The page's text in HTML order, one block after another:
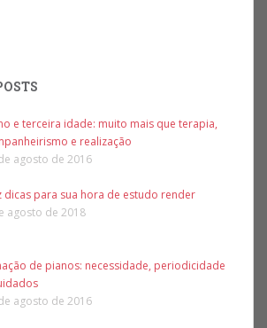
e terceira idade: muito mais que terapia,
e realização
agosto de 2016
dicas para sua hora de estudo render
agosto de 2018
de pianos: necessidade, periodicidade
agosto de 2016